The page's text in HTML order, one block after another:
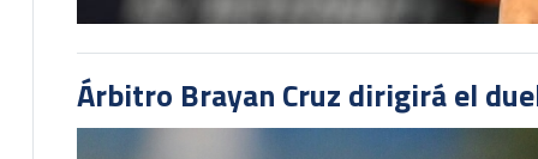
Árbitro Brayan Cruz dirigirá el